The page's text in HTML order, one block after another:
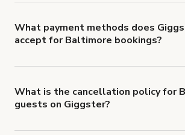
What payment methods does
accept for Baltimore bookings?
What is the cancellation policy for
guests on Giggster?